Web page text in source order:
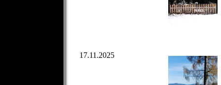
17.11.2025